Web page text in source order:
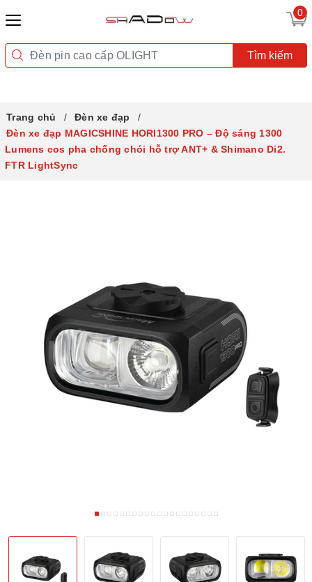
0
Tìm kiếm
Trang chủ
Đèn xe đạp
Đèn xe đạp MAGICSHINE HORI1300 PRO – Độ sáng 1300
Lumens cos pha chống chói hỗ trợ ANT+ & Shimano Di2.
FTR LightSync